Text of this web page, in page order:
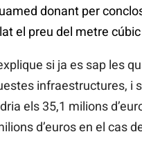
donant per
el preu del metre
si ja es sap les
infraestructures, i
els 35,1 milions
d’euros en el cas